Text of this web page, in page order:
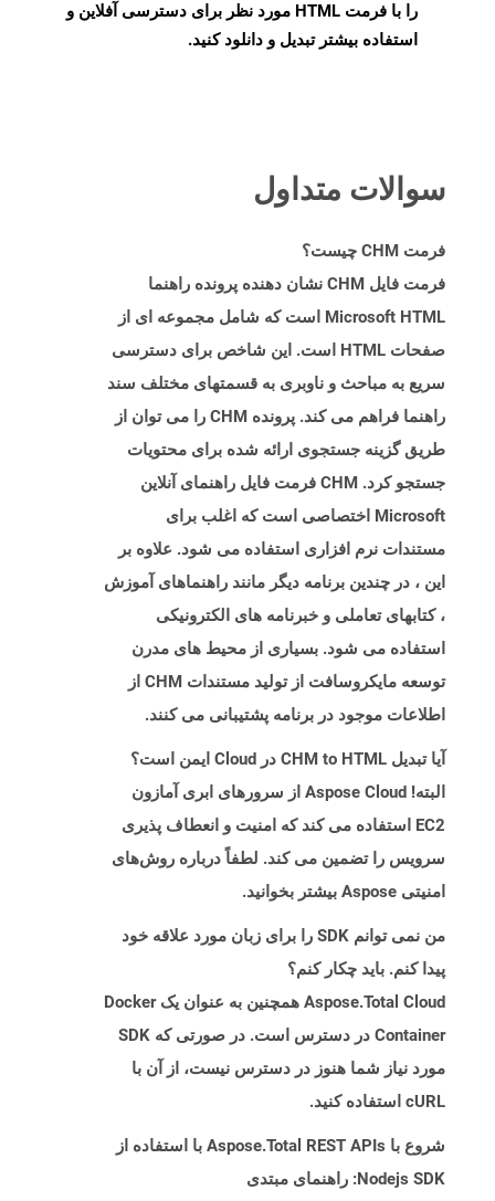
را با فرمت HTML مورد نظر برای دسترسی آفلاین و
استفاده بیشتر تبدیل و دانلود کنید.
سوالات متداول
فرمت CHM چیست؟
فرمت فایل CHM نشان دهنده پرونده راهنما
Microsoft HTML است که شامل مجموعه ای از
صفحات HTML است. این شاخص برای دسترسی
سریع به مباحث و ناوبری به قسمتهای مختلف سند
راهنما فراهم می کند. پرونده CHM را می توان از
طریق گزینه جستجوی ارائه شده برای محتویات
جستجو کرد. CHM فرمت فایل راهنمای آنلاین
Microsoft اختصاصی است که اغلب برای
مستندات نرم افزاری استفاده می شود. علاوه بر
این ، در چندین برنامه دیگر مانند راهنماهای آموزش
، کتابهای تعاملی و خبرنامه های الکترونیکی
استفاده می شود. بسیاری از محیط های مدرن
توسعه مایکروسافت از تولید مستندات CHM از
اطلاعات موجود در برنامه پشتیبانی می کنند.
آیا تبدیل CHM to HTML در Cloud ایمن است؟
البته! Aspose Cloud از سرورهای ابری آمازون
EC2 استفاده می کند که امنیت و انعطاف پذیری
سرویس را تضمین می کند. لطفاً درباره روش‌های
امنیتی Aspose بیشتر بخوانید.
من نمی توانم SDK را برای زبان مورد علاقه خود
پیدا کنم. باید چکار کنم؟
Aspose.Total Cloud همچنین به عنوان یک Docker
Container در دسترس است. در صورتی که SDK
مورد نیاز شما هنوز در دسترس نیست، از آن با
cURL استفاده کنید.
شروع با Aspose.Total REST APIs با استفاده از
Nodejs SDK: راهنمای مبتدی